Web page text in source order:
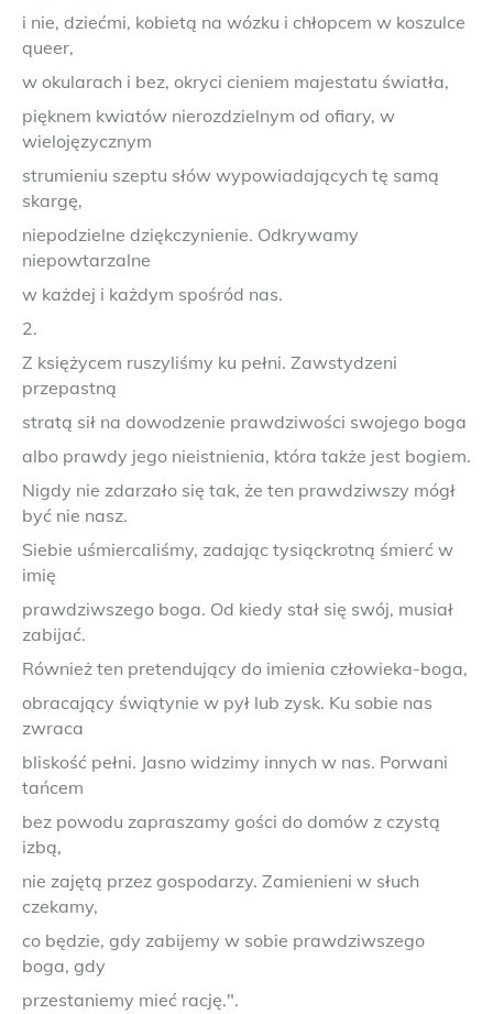
i nie, dziećmi, kobietą na wózku i chłopcem w koszulce
queer,
w okularach i bez, okryci cieniem majestatu światła,
pięknem kwiatów nierozdzielnym od ofiary, w
wielojęzycznym
strumieniu szeptu słów wypowiadających tę samą
skargę,
niepodzielne dziękczynienie. Odkrywamy
niepowtarzalne
w każdej i każdym spośród nas.
2.
Z księżycem ruszyliśmy ku pełni. Zawstydzeni
przepastną
stratą sił na dowodzenie prawdziwości swojego boga
albo prawdy jego nieistnienia, która także jest bogiem.
Nigdy nie zdarzało się tak, że ten prawdziwszy mógł
być nie nasz.
Siebie uśmiercaliśmy, zadając tysiąckrotną śmierć w
imię
prawdziwszego boga. Od kiedy stał się swój, musiał
zabijać.
Również ten pretendujący do imienia człowieka-boga,
obracający świątynie w pył lub zysk. Ku sobie nas
zwraca
bliskość pełni. Jasno widzimy innych w nas. Porwani
tańcem
bez powodu zapraszamy gości do domów z czystą
izbą,
nie zajętą przez gospodarzy. Zamienieni w słuch
czekamy,
co będzie, gdy zabijemy w sobie prawdziwszego
boga, gdy
przestaniemy mieć rację.".